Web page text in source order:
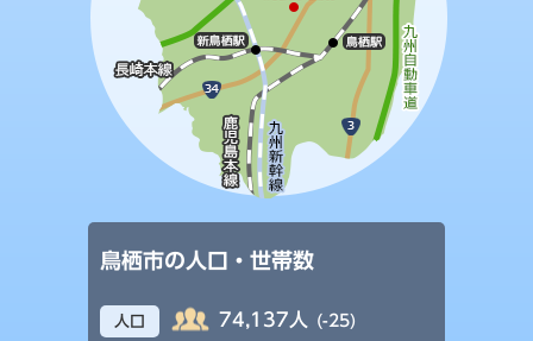
鳥栖市の人口・世帯数
人口 74,137人 (-25)